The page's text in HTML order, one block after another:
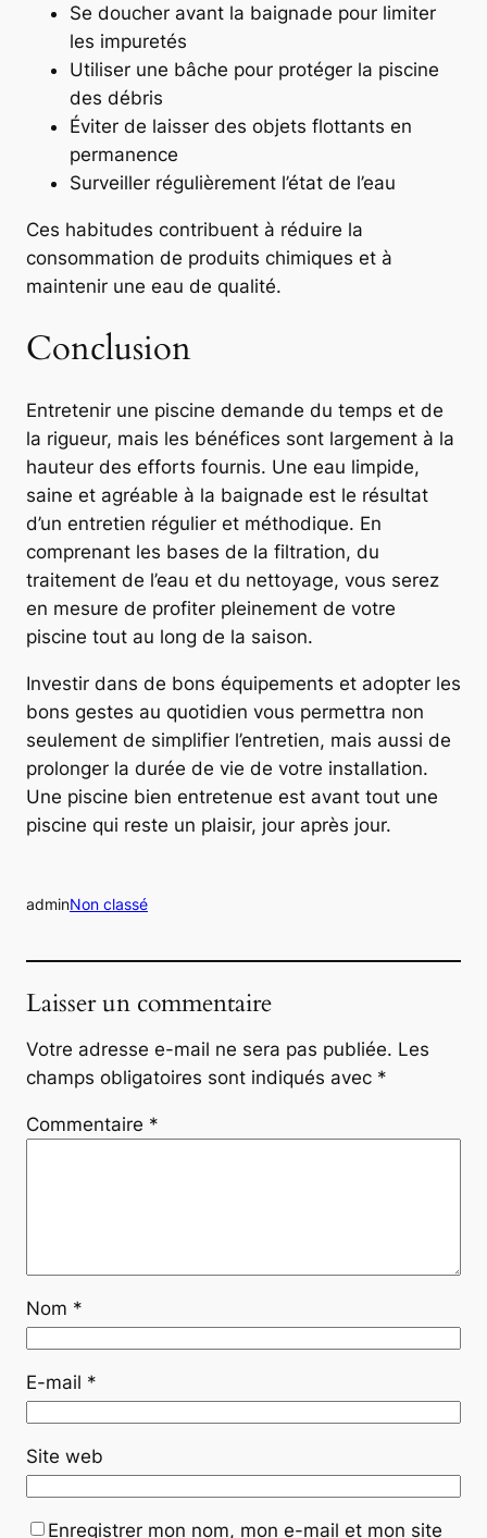
Se doucher avant la baignade pour limiter
les impuretés
Utiliser une bâche pour protéger la piscine
des débris
Éviter de laisser des objets flottants en
permanence
Surveiller régulièrement l’état de l’eau
Ces habitudes contribuent à réduire la
consommation de produits chimiques et à
maintenir une eau de qualité.
Conclusion
Entretenir une piscine demande du temps et de
la rigueur, mais les bénéfices sont largement à la
hauteur des efforts fournis. Une eau limpide,
saine et agréable à la baignade est le résultat
d’un entretien régulier et méthodique. En
comprenant les bases de la filtration, du
traitement de l’eau et du nettoyage, vous serez
en mesure de profiter pleinement de votre
piscine tout au long de la saison.
Investir dans de bons équipements et adopter les
bons gestes au quotidien vous permettra non
seulement de simplifier l’entretien, mais aussi de
prolonger la durée de vie de votre installation.
Une piscine bien entretenue est avant tout une
piscine qui reste un plaisir, jour après jour.
adminNon classé
Laisser un commentaire
Votre adresse e-mail ne sera pas publiée. Les
champs obligatoires sont indiqués avec *
Commentaire *
Nom *
E-mail *
Site web
Enregistrer mon nom, mon e-mail et mon site